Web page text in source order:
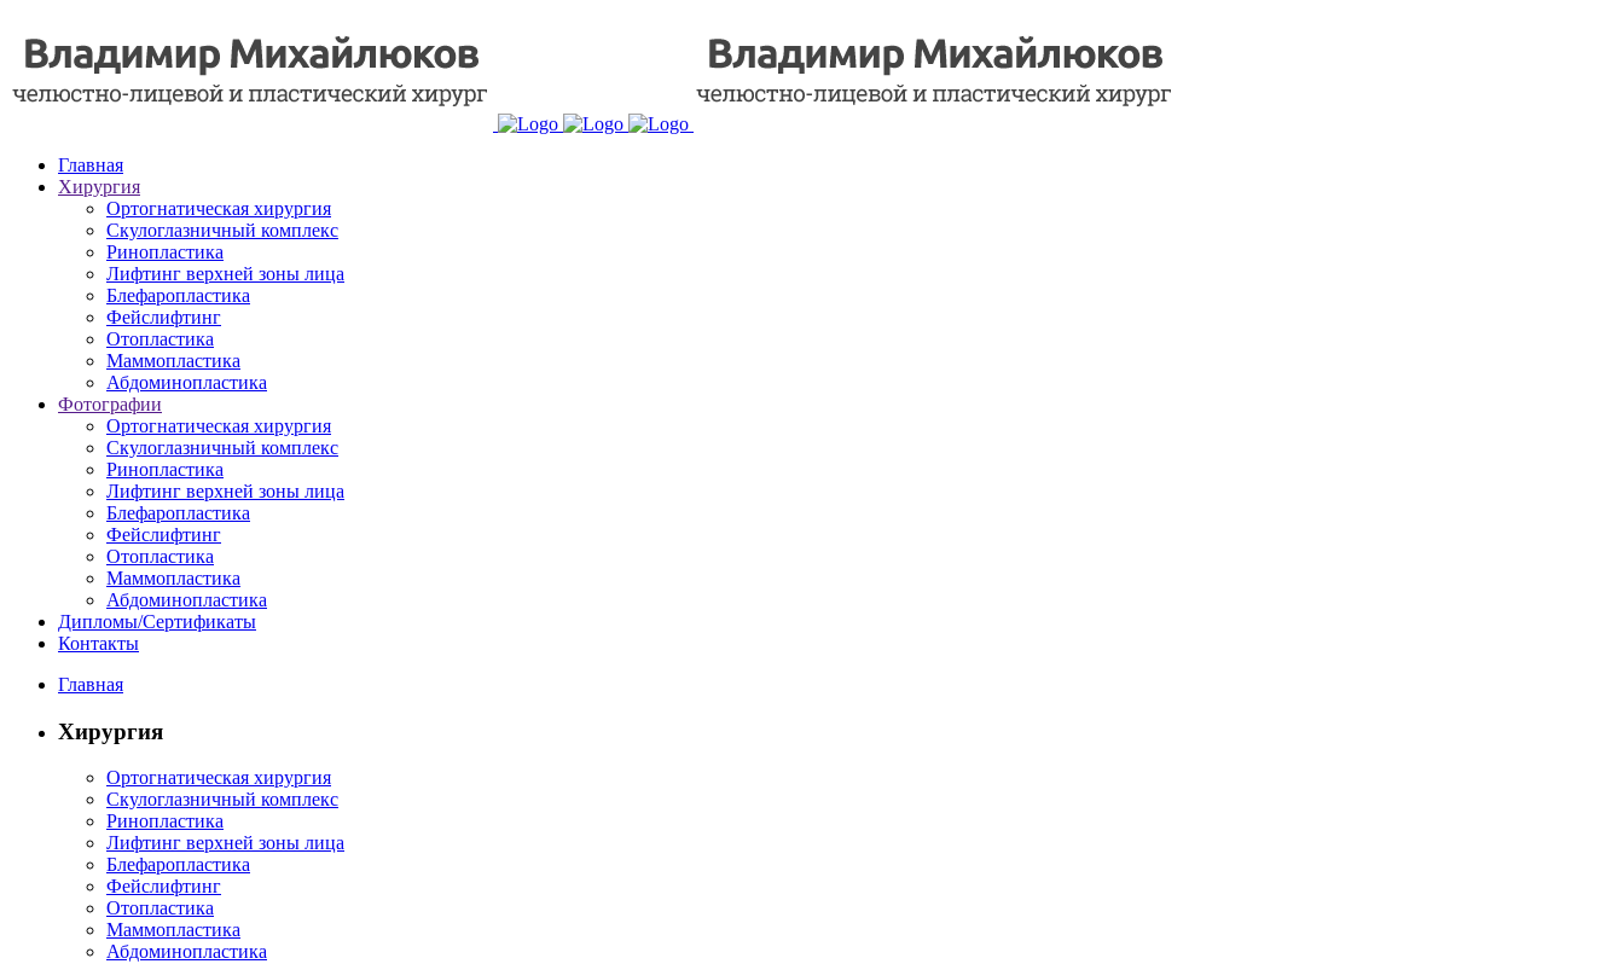
Главная
Хирургия
Ортогнатическая хирургия
Скулоглазничный комплекс
Ринопластика
Лифтинг верхней зоны лица
Блефаропластика
Фейслифтинг
Отопластика
Маммопластика
Абдоминопластика
Фотографии
Ортогнатическая хирургия
Скулоглазничный комплекс
Ринопластика
Лифтинг верхней зоны лица
Блефаропластика
Фейслифтинг
Отопластика
Маммопластика
Абдоминопластика
Дипломы/Сертификаты
Контакты
Главная
Хирургия
Ортогнатическая хирургия
Скулоглазничный комплекс
Ринопластика
Лифтинг верхней зоны лица
Блефаропластика
Фейслифтинг
Отопластика
Маммопластика
Абдоминопластика